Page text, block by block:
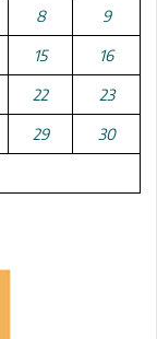
8 9
15 16
22 23
29 30